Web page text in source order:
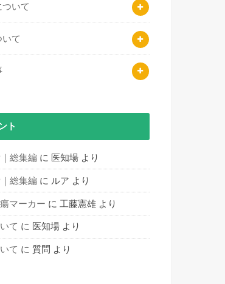
いて
て
ト
総集編 に 医知場 より
総集編 に ルア より
マーカー に 工藤憲雄 より
て に 医知場 より
て に 質問 より